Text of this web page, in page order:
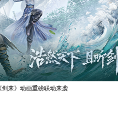
来》动画重磅联动来袭